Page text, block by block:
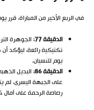
في الربع الأخير من المباراة، قرر
الدقيقة 77:
الجوهرة
تكتيكية رائعة، ليؤكد
يوم للنسيان.
الدقيقة 86:
البديل
على الجبهة اليسرى، لم
رصاصة الرحمة على